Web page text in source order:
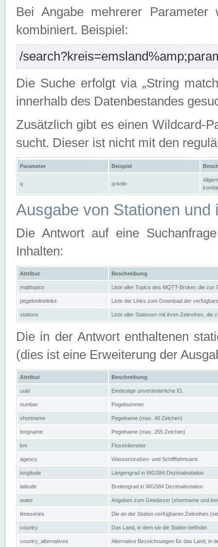
Bei Angabe mehrerer Parameter
kombiniert. Beispiel:
/
Die Suche erfolgt via „String
innerhalb des Datenbestandes
Zusätzlich gibt es einen Wildcard-
sucht. Dieser ist nicht mit den
Parameter Beispiel
q q=köln
Ausgabe von Stationen und
Die Antwort auf eine
Inhalten:
Attribut Beschreibung
mqtttopics Liste aller Topics des MQTT-Broker, die zur
pegelonlinelinks Liste der Links zum Download der
stations Liste aller Stationen mit ihren Zeitreihen, die
Die in der Antwort enthaltenen
(dies ist eine Erweiterung der
Attribut Beschreibung
uuid Eindeutige unveränderliche ID.
number Pegelnummer
shortname Pegelname (max. 40 Zeichen)
longname Pegelname (max. 255 Zeichen)
km Flusskilometer
agency Wasserstraßen- und Schifffahrtsamt
longitude Längengrad in WGS84 Dezimalnotation
latitude Breitengrad in WGS84 Dezimalnotation
water Angaben zum Gewässer (shortname und
timeseries Die an der Station verfügbaren Zeitreihen
country Das Land, in dem sie die Station befindet
country_alternatives Alternative Bezeichnungen für das Land, in